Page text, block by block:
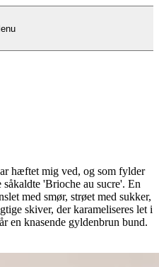
hæftet mig ved, og som fylder
'Brioche au sucre'. En
med smør, strøet med sukker,
skiver, der karameliseres let i
en knasende gyldenbrun bund.